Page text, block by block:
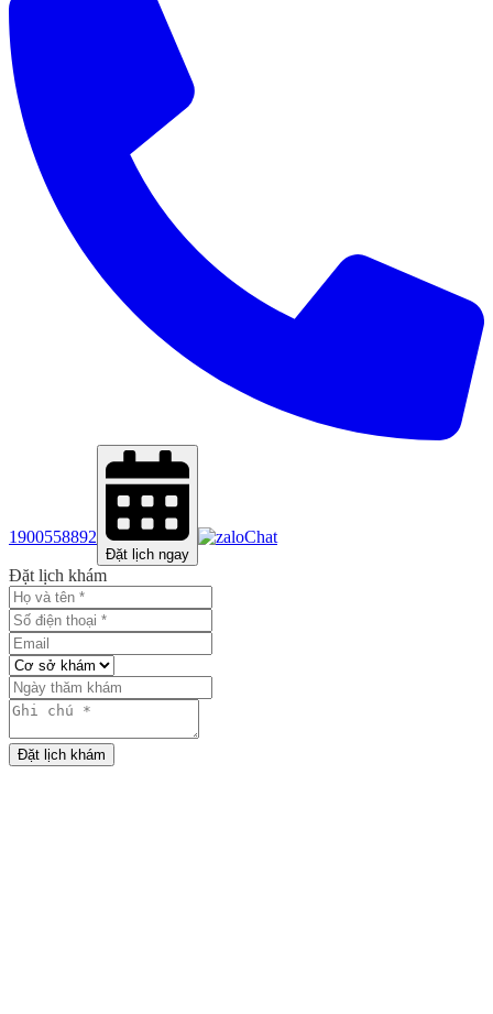
1900558892
Đặt lịch ngay
Chat
Đặt lịch khám
Đặt lịch khám